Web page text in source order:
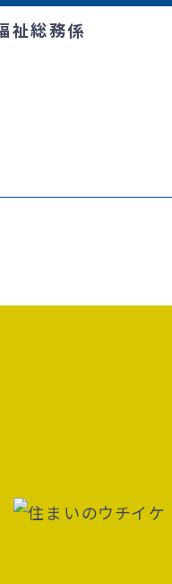
祉総務係